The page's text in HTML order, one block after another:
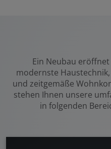
Ein Neubau
modernste
und zeitgemäße
stehen Ihnen unsere
in folgenden